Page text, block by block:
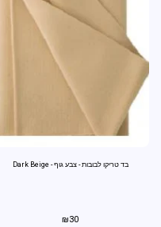
בד טריקו לבובות - צבע גוף - Dark Beige
₪30